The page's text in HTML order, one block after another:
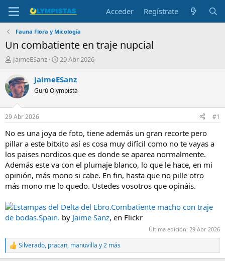
Acceder Regístrate
Fauna Flora y Micología
Un combatiente en traje nupcial
I
i
c
i
a
d
o
r
d
e
l
t
e
m
JaimeESanz
F
c
a
i
n
i
c
i
o
29 Abr 2026
JaimeESanz
Gurú Olympista
29 Abr 2026 #1
No es una joya de foto, tiene además un gran recorte pero
pillar a este bitxito así es cosa muy difícil como no te vayas a
los paises nordicos que es donde se aparea normalmente.
Además este va con el plumaje blanco, lo que le hace, en mi
opinión, más mono si cabe. En fin, hasta que no pille otro
más mono me lo quedo. Ustedes vosotros que opináis.
Estampas del Delta del Ebro.Combatiente macho con traje
de bodas.Spain. by Jaime Sanz, en Flickr
Última edición: 29 Abr 2026
R
e
Silverado, pracan, manuvilla y 2 más